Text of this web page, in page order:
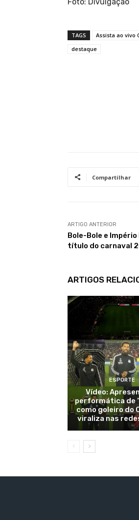
TAGS Assista ao vivo
destaque
Compartilhar
ARTIGO ANTERIOR
Bole-Bole e
título do carnaval
ARTIGOS
ESPORTE
Vídeo:
performática de
como goleiro do
viraliza nas